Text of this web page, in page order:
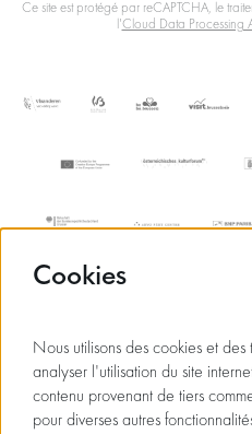
Ce site est protégé par reCAPTCHA, le
l'Cloud Data Processing
Cookies
Nous utilisons des cookies et des
analyser l'utilisation du site
contenu provenant de tiers
pour diverses autres